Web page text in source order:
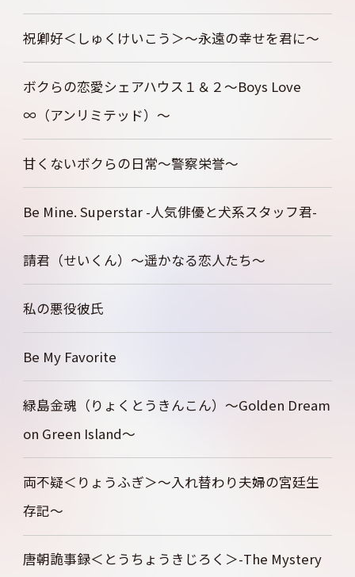
祝卿好＜しゅくけいこう＞～永遠の幸せを君に～
ボクらの恋愛シェアハウス１＆２～Boys Love
∞（アンリミテッド）～
甘くないボクらの日常～警察栄誉～
Be Mine. Superstar -人気俳優と犬系スタッフ君-
請君（せいくん）～遥かなる恋人たち～
私の悪役彼氏
Be My Favorite
緑島金魂（りょくとうきんこん）～Golden Dream
on Green Island～
両不疑＜りょうふぎ＞～入れ替わり夫婦の宮廷生
存記～
唐朝詭事録＜とうちょうきじろく＞-The Mystery